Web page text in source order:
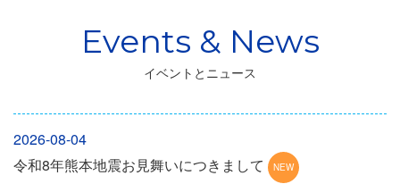
イベントとニュース
2026-08-04
令和8年熊本地震お見舞いにつきまして